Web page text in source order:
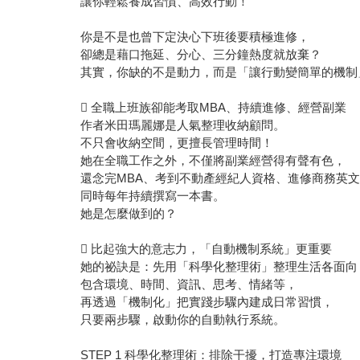
你是不是也曾下定決心下班後要積極進修，
卻總是藉口拖延、分心、三分鐘熱度就放棄？
其實，你缺的不是動力，而是「讓行動變簡單的機制
 全職上班族卻能考取MBA、持續進修、經營副業
作者米田瑪麗娜是人氣整理收納顧問。
不只會收納空間，更擅長管理時間！
她在全職工作之外，不僅將副業經營得有聲有色，
還念完MBA、考到不動產經紀人資格、進修商務英文
同時每年持續撰寫一本書。
她是怎麼做到的？
 比起強大的意志力，「自動機制系統」更重要
她的祕訣是：先用「科學化整理術」整理生活各面向
包含環境、時間、資訊、思考、情緒等，
再透過「機制化」把實踐步驟內建成日常習慣，
只要兩步驟，啟動你的自動執行系統。
STEP 1 科學化整理術：排除干擾，打造專注環境